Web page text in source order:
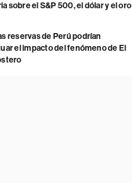
sobre el S&P 500, el dólar y el oro
reservas de Perú podrían
el impacto del fenómeno de El